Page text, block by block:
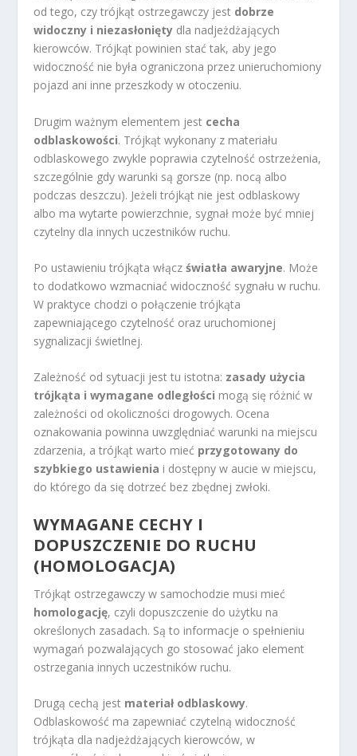
od tego, czy trójkąt ostrzegawczy jest dobrze
widoczny i niezasłonięty dla nadjeżdżających
kierowców. Trójkąt powinien stać tak, aby jego
widoczność nie była ograniczona przez unieruchomiony
pojazd ani inne przeszkody w otoczeniu.
Drugim ważnym elementem jest cecha
odblaskowości. Trójkąt wykonany z materiału
odblaskowego zwykle poprawia czytelność ostrzeżenia,
szczególnie gdy warunki są gorsze (np. nocą albo
podczas deszczu). Jeżeli trójkąt nie jest odblaskowy
albo ma wytarte powierzchnie, sygnał może być mniej
czytelny dla innych uczestników ruchu.
Po ustawieniu trójkąta włączświatła awaryjne. Może
to dodatkowo wzmacniać widoczność sygnału w ruchu.
W praktyce chodzi o połączenie trójkąta
zapewniającego czytelność oraz uruchomionej
sygnalizacji świetlnej.
Zależność od sytuacji jest tu istotna: zasady użycia
trójkąta i wymagane odległości mogą się różnić w
zależności od okoliczności drogowych. Ocena
oznakowania powinna uwzględniać warunki na miejscu
zdarzenia, a trójkąt warto mieć przygotowany do
szybkiego ustawienia i dostępny w aucie w miejscu,
do którego da się dotrzeć bez zbędnej zwłoki.
WYMAGANE CECHY I
DOPUSZCZENIE DO RUCHU
(HOMOLOGACJA)
Trójkąt ostrzegawczy w samochodzie musi mieć
homologację, czyli dopuszczenie do użytku na
określonych zasadach. Są to informacje o spełnieniu
wymagań pozwalających go stosować jako element
ostrzegania innych uczestników ruchu.
Drugą cechą jest materiał odblaskowy.
Odblaskowość ma zapewniać czytelną widoczność
trójkąta dla nadjeżdżających kierowców, w